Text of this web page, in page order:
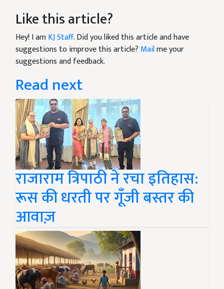
Like this article?
Hey! I amKJ Staff. Did you liked this article and have
suggestions to improve this article? Mailme your
suggestions and feedback.
Read next
राजाराम त्रिपाठी ने रचा इतिहास:
रूस की धरती पर गूँजी बस्तर की
आवाज़